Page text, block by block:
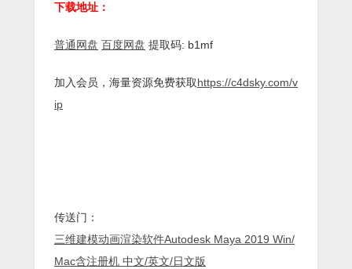
下载地址：
普通网盘 百度网盘 提取码: b1mf
加入会员，海量资源免费获取https://c4dsky.com/v
ip
传送门：
三维建模动画渲染软件Autodesk Maya 2019 Win/
Mac含注册机 中文/英文/日文版